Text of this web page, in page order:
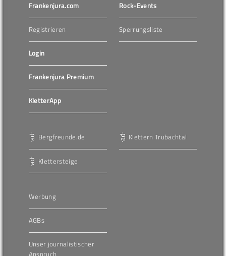
Frankenjura.com
Registrieren
Login
Frankenjura Premium
KletterApp
Rock-Events
Sperrungsliste
Bergfreunde.de
Klettersteige
Klettern Trubachtal
Werbung
AGBs
Unser journalistischer